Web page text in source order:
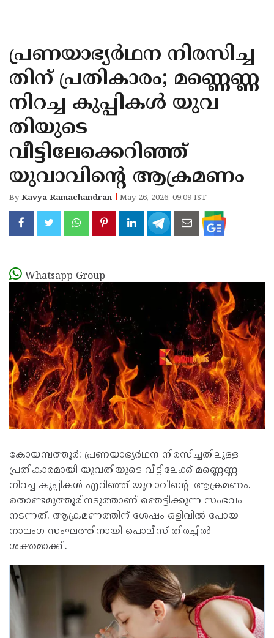
KANNUR
KASARAGOD
പ്രണയാഭ്യർഥന നിരസിച്ച
തിന് പ്രതികാരം; മണ്ണെണ്ണ
നിറച്ച കുപ്പികൾ യുവ
തിയുടെ
വീട്ടിലേക്കെറിഞ്ഞ്
യുവാവിന്റെ ആക്രമണം
ByKavya Ramachandran May 26, 2026, 09:09 IST
Whatsapp Group
കോയമ്പത്തൂർ: പ്രണയാഭ്യർഥന നിരസിച്ചതിലുള്ള
പ്രതികാരമായി യുവതിയുടെ വീട്ടിലേക്ക് മണ്ണെണ്ണ
നിറച്ച കുപ്പികൾ എറിഞ്ഞ് യുവാവിന്റെ ആക്രമണം.
തൊണ്ടമുത്തൂരിനടുത്താണ് ഞെട്ടിക്കുന്ന സംഭവം
നടന്നത്. ആക്രമണത്തിന് ശേഷം ഒളിവിൽ പോയ
നാലംഗ സംഘത്തിനായി പൊലീസ് തിരച്ചിൽ
ശക്തമാക്കി.